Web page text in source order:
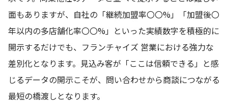
面もありますが、自社の「継続加盟率〇〇%」「加盟後〇
年以内の多店舗化率〇〇%」といった実績数字を積極的に
開示するだけでも、フランチャイズ 営業における強力な
差別化となります。見込み客が「ここは信頼できる」と感
じるデータの開示こそが、問い合わせから商談につながる
最短の橋渡しとなります。